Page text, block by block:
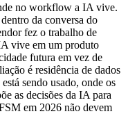
no workflow a IA vive.
da conversa do
fez o trabalho de
vive em um produto
futura em vez de
é residência de dados
sendo usado, onde os
as decisões da IA para
em 2026 não devem